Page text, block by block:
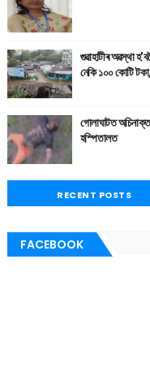
গুৱাহাটীৰ অৱস্থা
নেকি ১০০ কোটি টকা,
গোলাঘাটত অচিনাক্ত
হস্পিতালত
RECENT POSTS
FACEBOOK